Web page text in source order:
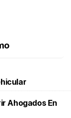
Ahogados En